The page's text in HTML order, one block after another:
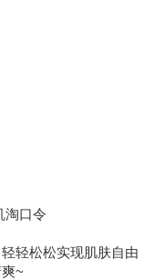
淘口令
轻松松实现肌肤自由
~